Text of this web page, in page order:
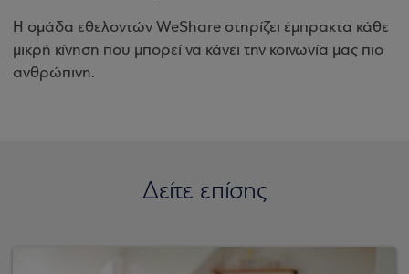
Η ομάδα εθελοντών WeShare στηρίζει έμπρακτα κάθε
μικρή κίνηση που μπορεί να κάνει την κοινωνία μας πιο
ανθρώπινη.
Δείτε επίσης